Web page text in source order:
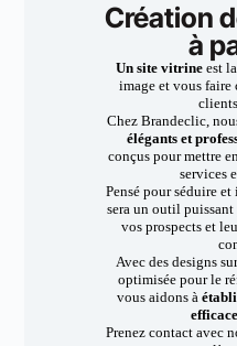
Création
à
Un site vitrineest
image et vous faire
Chez Brandeclic,
élégants et
conçus pour mettre
services
Pensé pour séduire
sera un outil
vos prospects et
Avec des designs
optimisée pour le
vous aidons à
Prenez contact avec